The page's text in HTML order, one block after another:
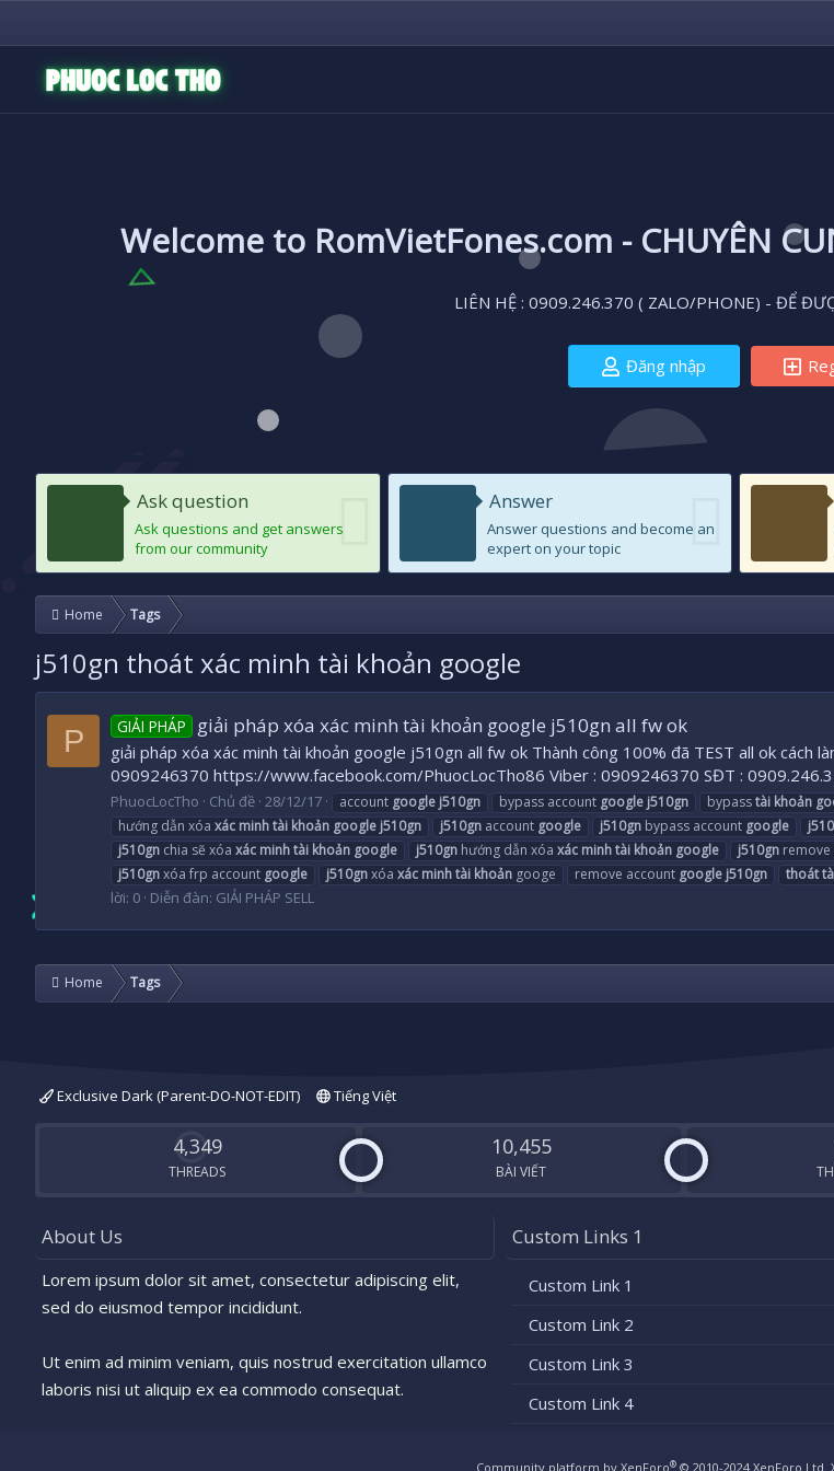
Welcome to RomVietFones.com - CHUYÊN
LIÊN HỆ : 0909.246.370 ( ZALO/PHONE) - ĐỂ
Đăng nhập
Ask question
Ask questions and get answers
from our community
Answer
Answer questions and become an
expert on your topic
Home Tags
j510gn thoát xác minh tài khoản google
P GIẢI PHÁP giải pháp xóa xác minh tài khoản google j510gn all fw ok
giải pháp xóa xác minh tài khoản google j510gn all fw ok Thành công 100% đã TEST all ok cách
0909246370 https://www.facebook.com/PhuocLocTho86 Viber : 0909246370 SĐT :
PhuocLocTho Chủ đề 28/12/17 account google j510gn bypass account google j510gn bypasstài khoản
hướng dẫn xóa xác minhtài khoản google j510gn j510gn account google j510gn bypass account google
j510gn chia sẽ xóa xác minhtài khoản google j510gn hướng dẫn xóa xác minhtài khoản google j510gn
j510gnxóa frp account google j510gnxóa xác minhtài khoản googe remove account google j510gn thoát
lời: 0 Diễn đàn: GIẢI PHÁP SELL
Home Tags
Exclusive Dark (Parent-DO-NOT-EDIT) Tiếng Việt
4,349
THREADS
10,455
BÀI VIẾT
About Us
Lorem ipsum dolor sit amet, consectetur adipiscing elit,
sed do eiusmod tempor incididunt.
Ut enim ad minim veniam, quis nostrud exercitation ullamco
laboris nisi ut aliquip ex ea commodo consequat.
Custom Links 1
Custom Link 1
Custom Link 2
Custom Link 3
Custom Link 4
Community platform by XenForo® © 2010-2024 XenForo Ltd.